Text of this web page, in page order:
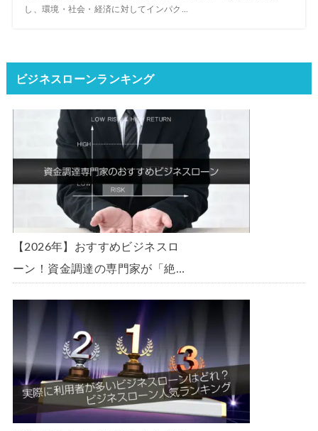
し、環境・社会・経済に対してインパク...
ビジネスローンランキング
【2026年】おすすめビジネスロ
ーン！資金調達の専門家が「絶
ーン・事業者ローン・商工ローン
ランキング